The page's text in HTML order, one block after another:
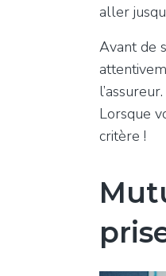
aller
Avant de
Lorsque
critère !